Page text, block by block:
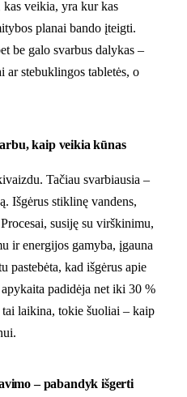
veikia, yra kur kas
planai bando įteigti.
be galo svarbus dalykas –
stebuklingos tabletės, o
kaip veikia kūnas
Tačiau svarbiausia –
Išgėrus stiklinę vandens,
susiję su virškinimu,
ir energijos gamyba, įgauna
pastebėta, kad išgėrus apie
padidėja net iki 30 %
laikina, tokie šuoliai – kaip
– pabandyk išgerti